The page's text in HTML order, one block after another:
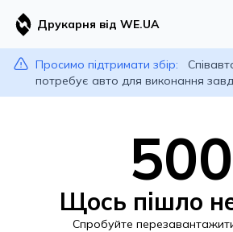
Друкарня від WE.UA
Просимо підтримати збір:
потребує авто для виконання
500
Щось пішло
Спробуйте